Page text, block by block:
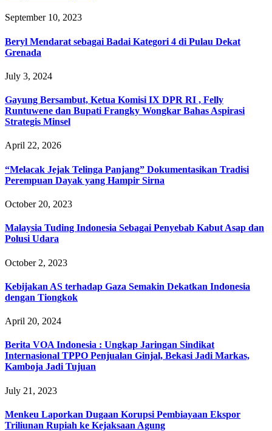
September 10, 2023
Beryl Mendarat sebagai Badai Kategori 4 di Pulau Dekat
Grenada
July 3, 2024
‎Gayung Bersambut, Ketua Komisi IX DPR RI , Felly
Runtuwene dan Bupati Frangky Wongkar Bahas Aspirasi
Strategis Minsel
April 22, 2026
“Melacak Jejak Telinga Panjang” Dokumentasikan Tradisi
Perempuan Dayak yang Hampir Sirna
October 20, 2023
Malaysia Tuding Indonesia Sebagai Penyebab Kabut Asap dan
Polusi Udara
October 2, 2023
Kebijakan AS terhadap Gaza Semakin Dekatkan Indonesia
dengan Tiongkok
April 20, 2024
Berita VOA Indonesia : Ungkap Jaringan Sindikat
Internasional TPPO Penjualan Ginjal, Bekasi Jadi Markas,
Kamboja Jadi Tujuan
July 21, 2023
Menkeu Laporkan Dugaan Korupsi Pembiayaan Ekspor
Triliunan Rupiah ke Kejaksaan Agung